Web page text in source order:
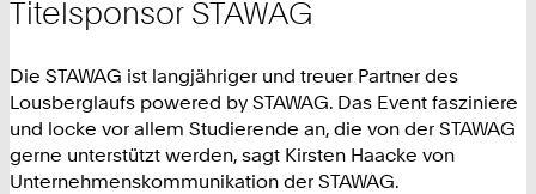
Titelsponsor STAWAG
Die STAWAG ist langjähriger und treuer Partner des
Lousberglaufs powered by STAWAG. Das Event fasziniere
und locke vor allem Studierende an, die von der STAWAG
gerne unterstützt werden, sagt Kirsten Haacke von
Unternehmenskommunikation der STAWAG.